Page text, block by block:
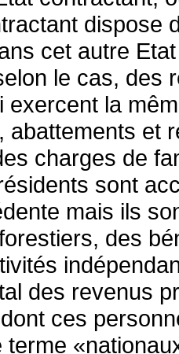
dispose
cet autre
le cas, des
exercent la
abattements et
charges de
sont
mais ils
des
des revenus
ces
terme